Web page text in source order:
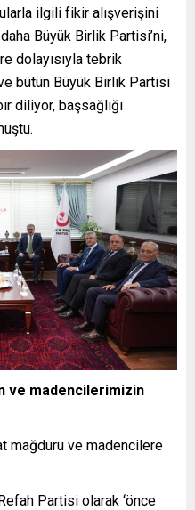
ilgili fikir alışverişini
Büyük Birlik Partisi’ni,
dolayısıyla tebrik
bütün Büyük Birlik Partisi
diliyor, başsağlığı
ve madencilerimizin
mağduru ve madencilere
Partisi olarak ‘önce